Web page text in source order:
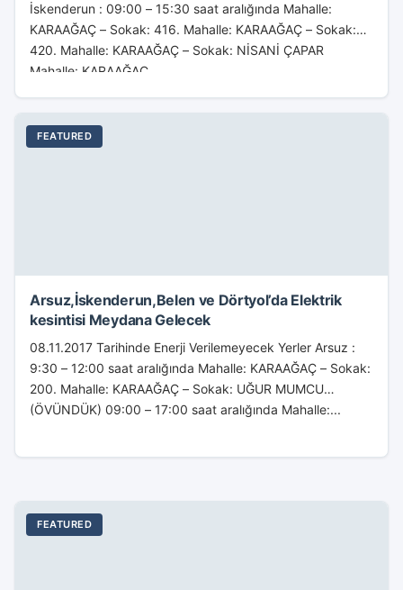
İskenderun : 09:00 – 15:30 saat aralığında Mahalle:
KARAAĞAÇ – Sokak: 416. Mahalle: KARAAĞAÇ – Sokak:
420. Mahalle: KARAAĞAÇ – Sokak: NİSANİ ÇAPAR
Mahalle: KARAAĞAÇ...
FEATURED
Arsuz,İskenderun,Belen ve Dörtyol’da Elektrik
kesintisi Meydana Gelecek
08.11.2017 Tarihinde Enerji Verilemeyecek Yerler Arsuz :
9:30 – 12:00 saat aralığında Mahalle: KARAAĞAÇ – Sokak:
200. Mahalle: KARAAĞAÇ – Sokak: UĞUR MUMCU
(ÖVÜNDÜK) 09:00 – 17:00 saat aralığında Mahalle:...
FEATURED